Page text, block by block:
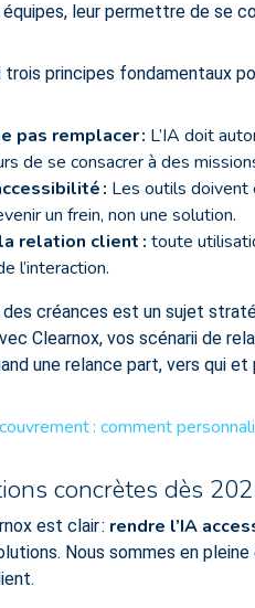
leur permettre de se
trois principes fondamentaux
pas remplacer: L’IA doit
de se consacrer à des
: Les outils doivent
un frein, non une solution.
relation client : toute
l’interaction.
créances est un sujet
Clearnox, vos scénarii de
une relance part, vers qui et
: comment
concrètes dès
est clair : rendre l’IA
Nous sommes en